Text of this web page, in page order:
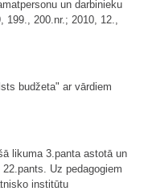
un darbinieku
199., 200.nr.; 2010, 12.,
budžeta" ar vārdiem
likuma 3.panta astotā un
Uz pedagogiem
institūtu